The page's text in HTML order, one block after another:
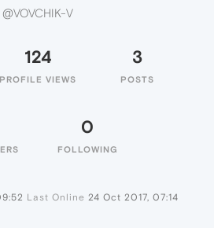
@VOVCHIK-V
124
PROFILE VIEWS
3
POSTS
0
FOLLOWING
Last Online 24 Oct 2017, 07:14